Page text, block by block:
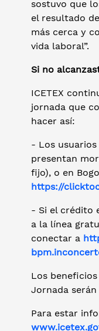
sostuvo que
el resultado
más cerca y
vida laboral”.
Si no
ICETEX
jornada que
hacer así:
- Los
presentan
fijo), o en
https://
- Si el crédito
a la línea
conectar a
Los
Jornada
Para estar